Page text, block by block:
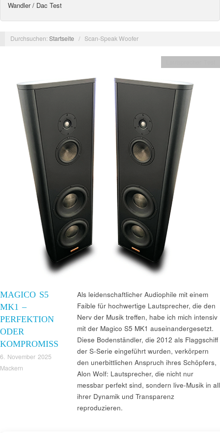
Wandler / Dac Test
Durchsuchen:Startseite / Scan-Speak Woofer
MAGICO S5
MK1 –
PERFEKTION
ODER
KOMPROMISS
6. November 2025
Mackern
Als leidenschaftlicher Audiophile mit einem
Faible für hochwertige Lautsprecher, die den
Nerv der Musik treffen, habe ich mich intensiv
mit der Magico S5 MK1 auseinandergesetzt.
Diese Bodenständler, die 2012 als Flaggschiff
der S-Serie eingeführt wurden, verkörpern
den unerbittlichen Anspruch ihres Schöpfers,
Alon Wolf: Lautsprecher, die nicht nur
messbar perfekt sind, sondern live-Musik in all
ihrer Dynamik und Transparenz
reproduzieren.